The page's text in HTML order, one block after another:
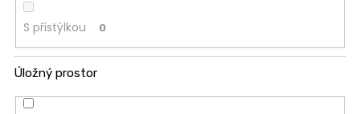
S přistýlkou 0
Úložný prostor